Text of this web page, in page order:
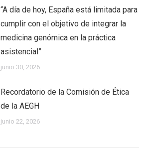
“A día de hoy, España está limitada para
cumplir con el objetivo de integrar la
medicina genómica en la práctica
asistencial”
junio 30, 2026
Recordatorio de la Comisión de Ética
de la AEGH
junio 22, 2026